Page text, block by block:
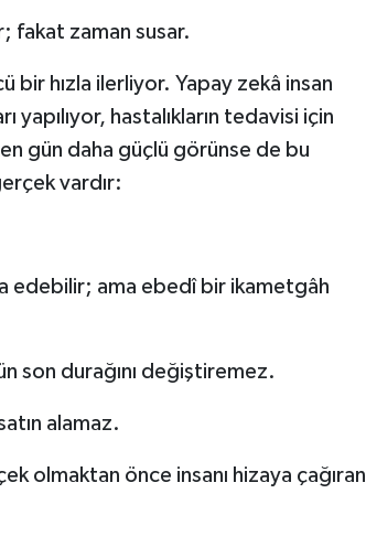
fakat zaman susar.
bir hızla ilerliyor. Yapay zekâ insan
yapılıyor, hastalıkların tedavisi için
gün daha güçlü görünse de bu
vardır:
edebilir; ama ebedî bir ikametgâh
son durağını değiştiremez.
alamaz.
olmaktan önce insanı hizaya çağıran